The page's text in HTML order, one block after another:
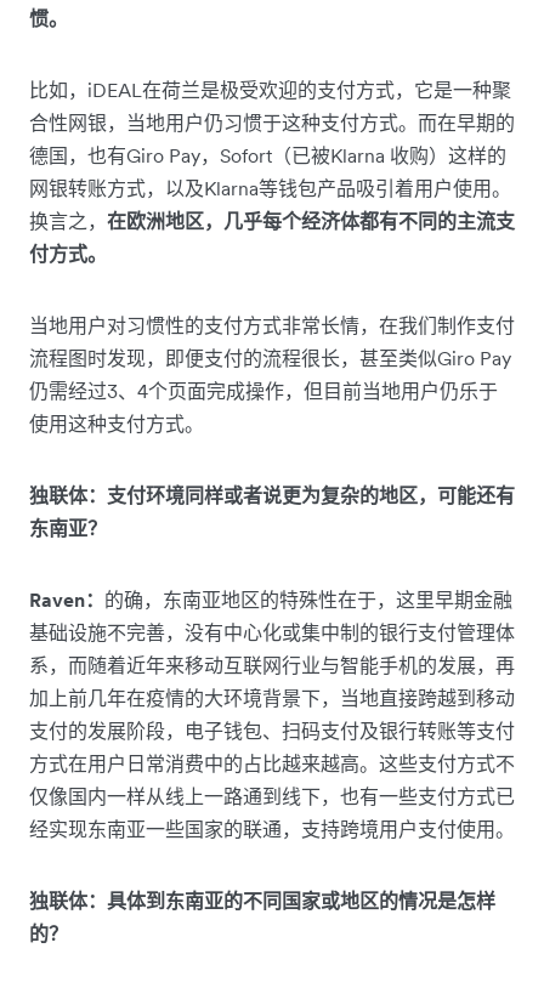
惯。
比如，iDEAL在荷兰是极受欢迎的支付方式，它是一种聚
合性网银，当地用户仍习惯于这种支付方式。而在早期的
德国，也有Giro Pay，Sofort（已被Klarna 收购）这样的
网银转账方式，以及Klarna等钱包产品吸引着用户使用。
换言之， 在欧洲地区，几乎每个经济体都有不同的主流支
付方式。
当地用户对习惯性的支付方式非常长情，在我们制作支付
流程图时发现，即便支付的流程很长，甚至类似Giro Pay
仍需经过3、4个页面完成操作，但目前当地用户仍乐于
使用这种支付方式。
独联体：支付环境同样或者说更为复杂的地区，可能还有
东南亚？
Raven： 的确，东南亚地区的特殊性在于，这里早期金融
基础设施不完善，没有中心化或集中制的银行支付管理体
系，而随着近年来移动互联网行业与智能手机的发展，再
加上前几年在疫情的大环境背景下，当地直接跨越到移动
支付的发展阶段，电子钱包、扫码支付及银行转账等支付
方式在用户日常消费中的占比越来越高。这些支付方式不
仅像国内一样从线上一路通到线下，也有一些支付方式已
经实现东南亚一些国家的联通，支持跨境用户支付使用。
独联体：具体到东南亚的不同国家或地区的情况是怎样
的？